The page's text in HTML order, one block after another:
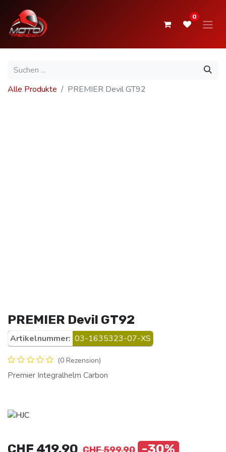
0
Alle Produkte PREMIER Devil GT92
PREMIER Devil GT92
Artikelnummer: 03-1635323-07-XS
(0 Rezension)
Premier Integralhelm Carbon
CHF 419.90 -30%